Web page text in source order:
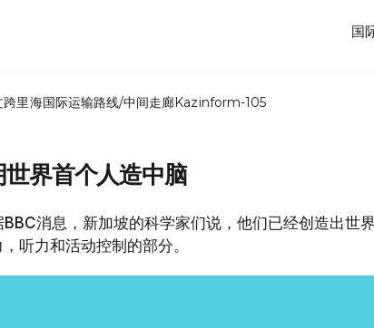
国
跨里海国际运输路线/中间走廊Kazinform-105
界首个人造中脑
消息，新加坡的科学家们说，他们已经创造出世
听力和活动控制的部分。